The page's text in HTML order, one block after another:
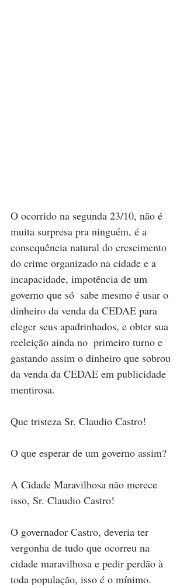
O ocorrido na segunda 23/10, não é
muita surpresa pra ninguém, é a
consequência natural do crescimento
do crime organizado na cidade e a
incapacidade, impotência de um
governo que só  sabe mesmo é usar o
dinheiro da venda da CEDAE para
eleger seus apadrinhados, e obter sua
reeleição ainda no  primeiro turno e
gastando assim o dinheiro que sobrou
da venda da CEDAE em publicidade
mentirosa.
Que tristeza Sr. Claudio Castro!
O que esperar de um governo assim?
A Cidade Maravilhosa não merece
isso, Sr. Claudio Castro!
O governador Castro, deveria ter
vergonha de tudo que ocorreu na
cidade maravilhosa e pedir perdão à
toda população, isso é o mínimo.